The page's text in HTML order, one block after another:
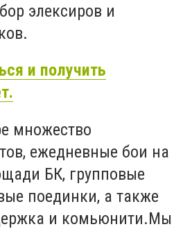
элексиров и
и получить
множество
ежедневные бои на
БК, групповые
поединки, а также
и комьюнити.Мы